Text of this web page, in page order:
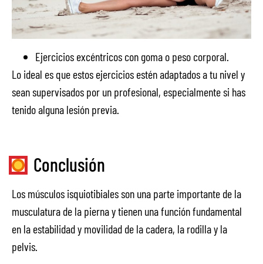
Ejercicios excéntricos con goma o peso corporal.
Lo ideal es que estos ejercicios estén adaptados a tu nivel y
sean supervisados por un profesional, especialmente si has
tenido alguna lesión previa.
Conclusión
Los músculos isquiotibiales son una parte importante de la
musculatura de la pierna y tienen una función fundamental
en la estabilidad y movilidad de la cadera, la rodilla y la
pelvis.